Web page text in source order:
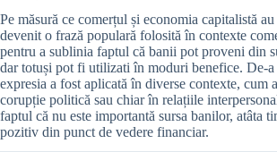
Pe măsură ce comerțul și economia capitalistă
devenit o frază populară folosită în contexte
pentru a sublinia faptul că banii pot proveni din
dar totuși pot fi utilizati în moduri benefice. De-
expresia a fost aplicată în diverse contexte, cum
corupție politică sau chiar în relațiile
faptul că nu este importantă sursa banilor, atâta
pozitiv din punct de vedere financiar.